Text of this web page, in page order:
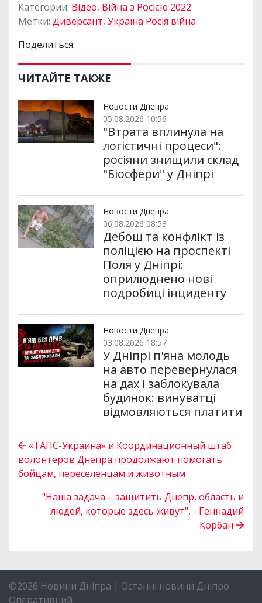
Категории: Відео, Війна з Росією 2022
Метки: Диверсант, Україна Росія війна
Поделиться:
ЧИТАЙТЕ ТАКЖЕ
Новости Днепра
05.08.2026 10:56
"Втрата вплинула на
логістичні процеси":
росіяни знищили склад
"Біосфери" у Дніпрі
Новости Днепра
06.08.2026 08:53
Дебош та конфлікт із
поліцією на проспекті
Поля у Дніпрі:
оприлюднено нові
подробиці інциденту
Новости Днепра
03.08.2026 18:57
У Дніпрі п'яна молодь
на авто перевернулася
на дах і заблокувала
будинок: винуватці
відмовляються платити
«ТАПС-Украина» и Координационный штаб
волонтеров Днепра продолжают помогать
бойцам, переселенцам и животным
"Наша задача – защитить Днепр, область и
людей, которые здесь живут", - Геннадий
Корбан
©2026 Новини Дніпра | Останні новини Дніпро
Оперативний